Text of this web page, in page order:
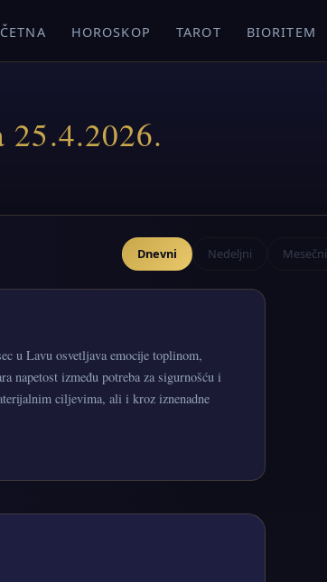
HOROSKOP TAROT BIORITEM
25.4.2026.
Dnevni Nedeljni Mesečni
u Lavu osvetljava emocije toplinom,
napetost između potreba za sigurnošću i
ciljevima, ali i kroz iznenadne